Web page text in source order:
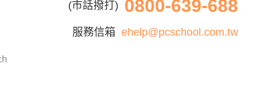
(市話撥打) 0800-639-688
服務信箱 ehelp@pcschool.com.tw